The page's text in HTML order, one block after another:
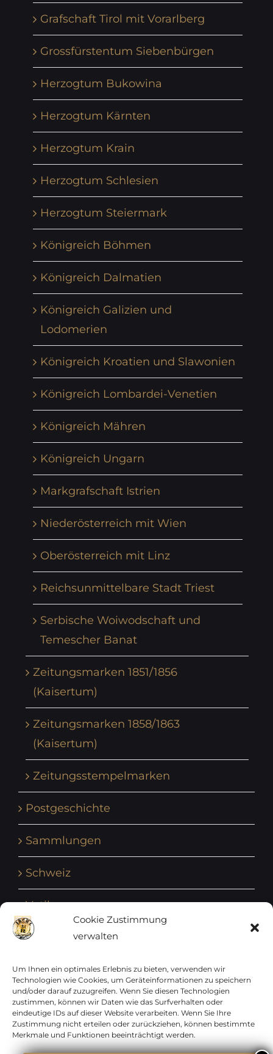
Cookie Zustimmung
verwalten
Um Ihnen ein optimales Erlebnis zu bieten, verwenden wir
Technologien wie Cookies, um Geräteinformationen zu speichern
und/oder darauf zuzugreifen. Wenn Sie diesen Technologien
zustimmen, können wir Daten wie das Surfverhalten oder
eindeutige IDs auf dieser Website verarbeiten. Wenn Sie Ihre
Zustimmung nicht erteilen oder zurückziehen, können bestimmte
Merkmale und Funktionen beeinträchtigt werden.
Grafschaft Tirol mit Vorarlberg
Grossfürstentum Siebenbürgen
Herzogtum Bukowina
Herzogtum Kärnten
Herzogtum Krain
Herzogtum Schlesien
Herzogtum Steiermark
Königreich Böhmen
Königreich Dalmatien
Königreich Galizien und
Lodomerien
Königreich Kroatien und Slawonien
Königreich Lombardei-Venetien
Königreich Mähren
Königreich Ungarn
Markgrafschaft Istrien
Niederösterreich mit Wien
Oberösterreich mit Linz
Reichsunmittelbare Stadt Triest
Serbische Woiwodschaft und
Temescher Banat
Zeitungsmarken 1851/1856
(Kaisertum)
Zeitungsmarken 1858/1863
(Kaisertum)
Zeitungsstempelmarken
Postgeschichte
Sammlungen
Schweiz
Vatikan
Vereinte Nationen
Vorphilatelie
Zensurbelege Österreich
Zensurbelege Schweiz